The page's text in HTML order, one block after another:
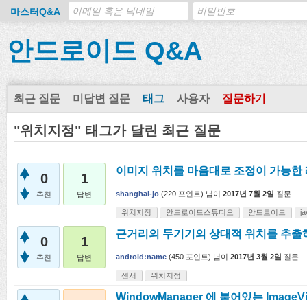
마스터Q&A
안드로이드 Q&A
최근 질문 미답변 질문 태그 사용자 질문하기
"위치지정" 태그가 달린 최근 질문
0
추천
1
답변
이미지 위치를 마음대로 조정이 가능한
shanghai-jo (220 포인트) 님이 2017년 7월 2일 질문
위치지정 안드로이드스튜디오 안드로이드
0
추천
1
답변
근거리의 두기기의 상대적 위치를 추
android:name (450 포인트) 님이 2017년 3월 2일 질문
센서 위치지정
WindowManager 에 붙어있는